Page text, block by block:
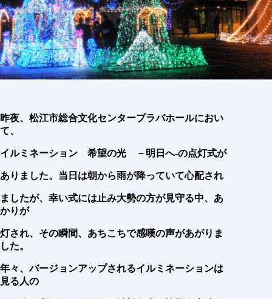
昨夜、松江市総合文化センタープラバホールにおい
て、
イルミネーション 希望の光 －明日へ-の点灯式が
ありました。当日は朝から雨が降っていて心配され
ましたが、幸い式には止み大勢の方が見守る中、あ
かりが
灯され、その瞬間、あちこちで感嘆の声があがりま
した。
年々、バージョンアップされるイルミネーションは
見る人の